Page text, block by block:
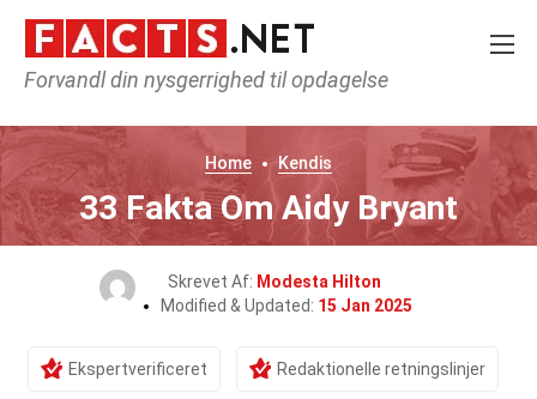
Forvandl din nysgerrighed til opdagelse
Home Kendis
33 Fakta Om Aidy Bryant
Skrevet Af: Modesta Hilton
Modified & Updated: 15 Jan 2025
Ekspertverificeret Redaktionelle retningslinjer